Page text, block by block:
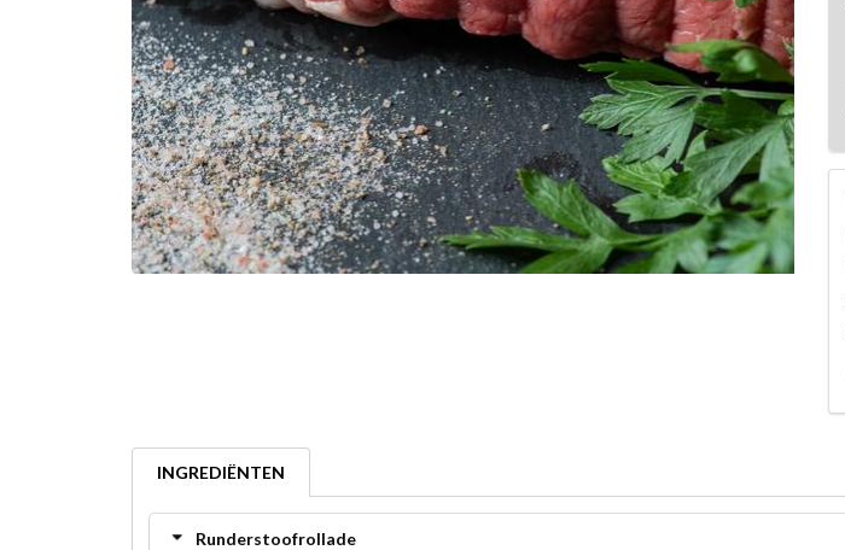
INGREDIËNTEN
Runderstoofrollade